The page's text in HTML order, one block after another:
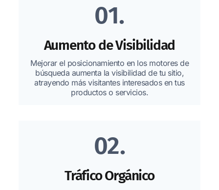
01.
Aumento de Visibilidad
Mejorar el posicionamiento en los motores de
búsqueda aumenta la visibilidad de tu sitio,
atrayendo más visitantes interesados en tus
productos o servicios.
02.
Tráfico Orgánico